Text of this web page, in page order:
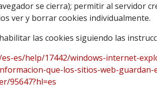
se cierra); permitir al servidor
ver y borrar cookies individualmente.
las cookies siguiendo las
es/help/17442/windows-internet-
que-los-sitios-web-guardan-
95647?hl=es